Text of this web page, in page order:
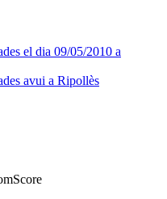
el dia 09/05/2010 a
avui a Ripollès